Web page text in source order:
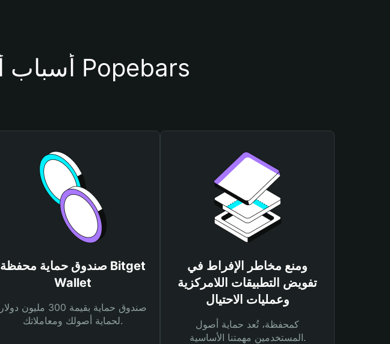
أسباب أهمية استخدام محفظة Popebars
صندوق حماية محفظة Bitget
Wallet
صندوق حماية بقيمة 300 مليون دولار
لحماية أصولك ومعاملاتك.
ومنع مخاطر الإفراط في
تفويض التطبيقات اللامركزية
وعمليات الاحتيال
كمحفظة، تُعد حماية أصول
المستخدمين مهمتنا الأساسية.